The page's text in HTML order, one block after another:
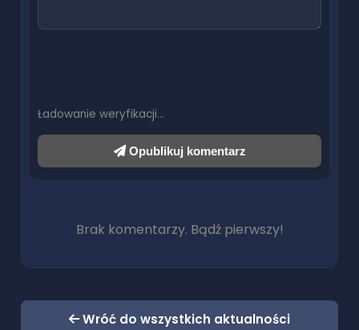
Ładowanie weryfikacji…
Opublikuj komentarz
Brak komentarzy. Bądź pierwszy!
Wróć do wszystkich aktualności